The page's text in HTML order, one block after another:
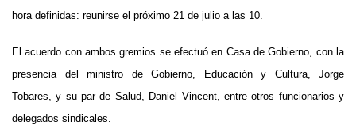
hora definidas: reunirse el próximo 21 de julio a las 10.
El acuerdo con ambos gremios se efectuó en Casa de Gobierno, con la
presencia del ministro de Gobierno, Educación y Cultura, Jorge
Tobares, y su par de Salud, Daniel Vincent, entre otros funcionarios y
delegados sindicales.